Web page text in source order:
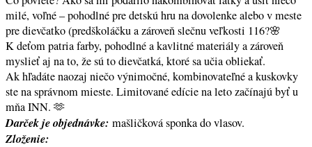
milé, voľné – pohodlné pre detskú hru na dovolenke alebo v meste
pre dievčatko (predškoláčku a zároveň slečnu veľkosti 116?🌸
K deťom patria farby, pohodlné a kavlitné materiály a zároveň
myslieť aj na to, že sú to dievčatká, ktoré sa učia obliekať.
Ak hľadáte naozaj niečo výnimočné, kombinovateľné a kuskovky
ste na správnom mieste. Limitované edície na leto začínajú byť u
mňa INN. 🫶
Darček je objednávke: mašličková sponka do vlasov.
Zloženie: